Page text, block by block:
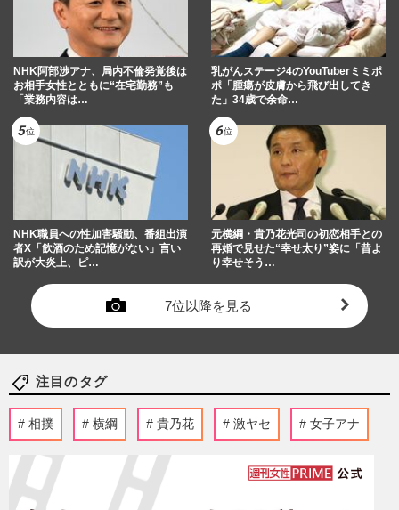
NHK阿部渉アナ、局内不倫発覚後は
お相手女性とともに“在宅勤務”も
「業務内容は…
乳がんステージ4のYouTuberミミポ
ポ「腫瘍が皮膚から飛び出してき
た」34歳で余命…
NHK職員への性加害騒動、番組出演
者X「飲酒のため記憶がない」言い
訳が大炎上、ピ…
元横綱・貴乃花光司の初恋相手との
再婚で見せた“幸せ太り”姿に「昔よ
り幸せそう…
7位以降を見る
注目のタグ
相撲 横綱 貴乃花 激ヤセ 女子アナ